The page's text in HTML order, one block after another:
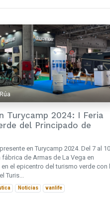
Turycamp 2024: I Feria
del Principado de
en Turycamp 2024. Del 7 al 10
de Armas de La Vega en
el epicentro del turismo verde con
Turis...
Noticias vanlife